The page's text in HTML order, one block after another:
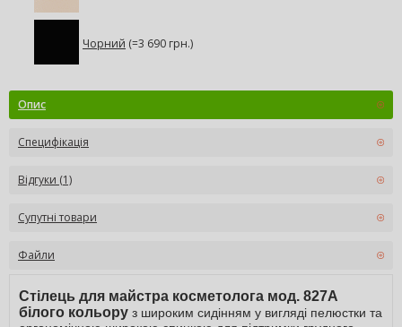
Чорний (=3 690 грн.)
Опис
Специфікація
Відгуки (1)
Супутні товари
Файли
Стілець для майстра косметолога мод. 827А
білого кольору з широким сидінням у вигляді пелюстки та